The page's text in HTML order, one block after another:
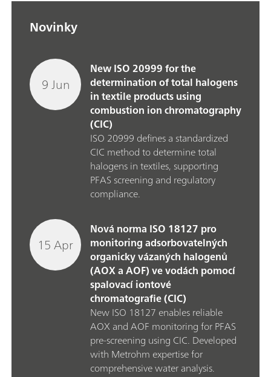
Novinky
9 Jun
New ISO 20999 for the
determination of total halogens
in textile products using
combustion ion chromatography
(CIC)
ISO 20999 defines a standardized
CIC method to determine total
halogens in textiles, supporting
PFAS screening and regulatory
compliance.
15 Apr
Nová norma ISO 18127 pro
monitoring adsorbovatelných
organicky vázaných halogenů
(AOX a AOF) ve vodách pomocí
spalovací iontové
chromatografie (CIC)
New ISO 18127 enables reliable
AOX and AOF monitoring for PFAS
pre‑screening using CIC. Developed
with Metrohm expertise for
comprehensive water analysis.